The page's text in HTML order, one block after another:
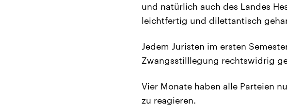
und natürlich auch des Landes
leichtfertig und dilettantisch
Jedem Juristen im ersten
Zwangsstilllegung rechtswidrig
Vier Monate haben alle Parteien
zu reagieren.